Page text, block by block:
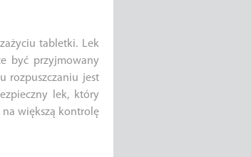
tabletki. Lek
być przyjmowany
rozpuszczaniu jest
lek, który
na większą kontrolę